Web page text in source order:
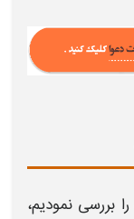
را بررسی نمودیم،